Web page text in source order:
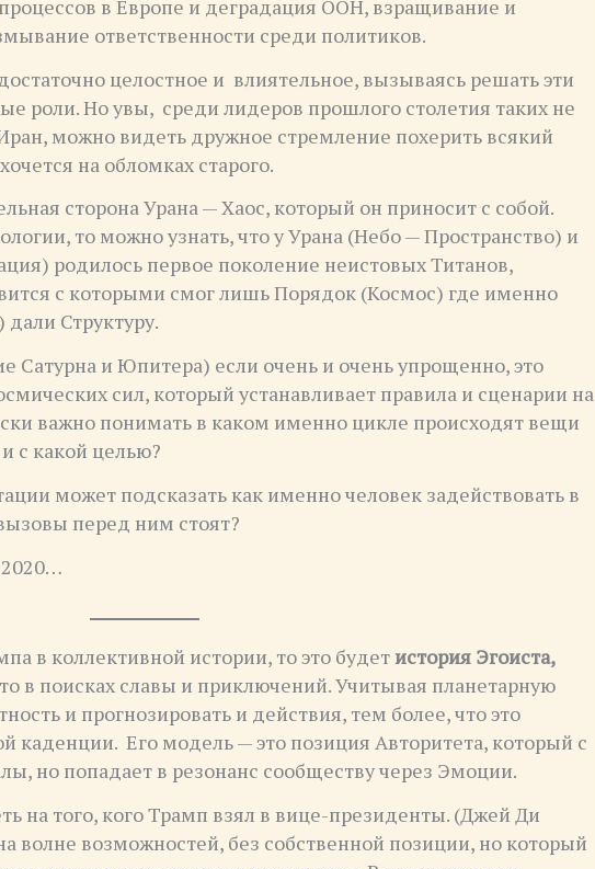
в Европе и деградация ООН, взращивание и
ответственности среди политиков.
целостное и влиятельное, вызываясь решать эти
роли. Но увы, среди лидеров прошлого столетия таких не
можно видеть дружное стремление похерить всякий
на обломках старого.
сторона Урана — Хаос, который он приносит с собой.
то можно узнать, что у Урана (Небо — Пространство) и
родилось первое поколение неистовых Титанов,
с которыми смог лишь Порядок (Космос) где именно
Структуру.
Сатурна и Юпитера) если очень и очень упрощенно, это
сил, который устанавливает правила и сценарии на
важно понимать в каком именно цикле происходят вещи
с какой целью?
может подсказать как именно человек задействовать в
перед ним стоят?
в коллективной истории, то это будетистория Эгоиста,
в поисках славы и приключений. Учитывая планетарную
и прогнозировать и действия, тем более, что это
каденции. Его модель — это позиция Авторитета, который с
но попадает в резонанс сообществу через Эмоции.
на того, кого Трамп взял в вице-президенты. (Джей Ди
волне возможностей, без собственной позиции, но который